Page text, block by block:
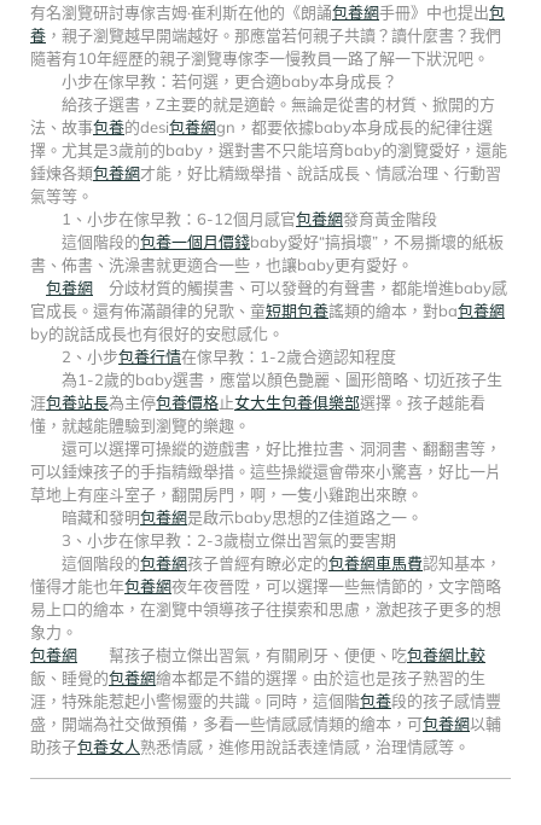
有名瀏覽研討專傢吉姆·崔利斯在他的《朗誦包養網手冊》中也提出包
養 ，親子瀏覽越早開端越好。那應當若何親子共讀？讀什麼書？我們
隨著有10年經歷的親子瀏覽專傢李一慢教員一路了解一下狀況吧。
小步在傢早教：若何選，更合適baby本身成長？
給孩子選書，Z主要的就是適齡。無論是從書的材質、掀開的方
法、故事包養的desi包養網gn，都要依據baby本身成長的紀律往選
擇。尤其是3歲前的baby，選對書不只能培育baby的瀏覽愛好，還能
錘煉各類包養網才能，好比精緻舉措、說話成長、情感治理、行動習
氣等等。
1、小步在傢早教：6-12個月感官包養網發育黃金階段
這個階段的包養一個月價錢baby愛好“搞損壞”，不易撕壞的紙板
書、佈書、洗澡書就更適合一些，也讓baby更有愛好。
包養網 分歧材質的觸摸書、可以發聲的有聲書，都能增進baby感
官成長。還有佈滿韻律的兒歌、童短期包養謠類的繪本，對ba包養網
by的說話成長也有很好的安慰感化。
2、小步包養行情在傢早教：1-2歲合適認知程度
為1-2歲的baby選書，應當以顏色艷麗、圖形簡略、切近孩子生
涯包養站長為主停包養價格止女大生包養俱樂部選擇。孩子越能看
懂，就越能體驗到瀏覽的樂趣。
還可以選擇可操縱的遊戲書，好比推拉書、洞洞書、翻翻書等，
可以錘煉孩子的手指精緻舉措。這些操縱還會帶來小驚喜，好比一片
草地上有座斗室子，翻開房門，啊，一隻小雞跑出來瞭。
暗藏和發明包養網是啟示baby思想的Z佳道路之一。
3、小步在傢早教：2-3歲樹立傑出習氣的要害期
這個階段的包養網孩子曾經有瞭必定的包養網車馬費認知基本，
懂得才能也年包養網夜年夜晉陞，可以選擇一些無情節的，文字簡略
易上口的繪本，在瀏覽中領導孩子往摸索和思慮，激起孩子更多的想
象力。
包養網 幫孩子樹立傑出習氣，有關刷牙、便便、吃包養網比較
飯、睡覺的包養網繪本都是不錯的選擇。由於這也是孩子熟習的生
涯，特殊能惹起小警惕靈的共識。同時，這個階包養段的孩子感情豐
盛，開端為社交做預備，多看一些情感感情類的繪本，可包養網以輔
助孩子包養女人熟悉情感，進修用說話表達情感，治理情感等。